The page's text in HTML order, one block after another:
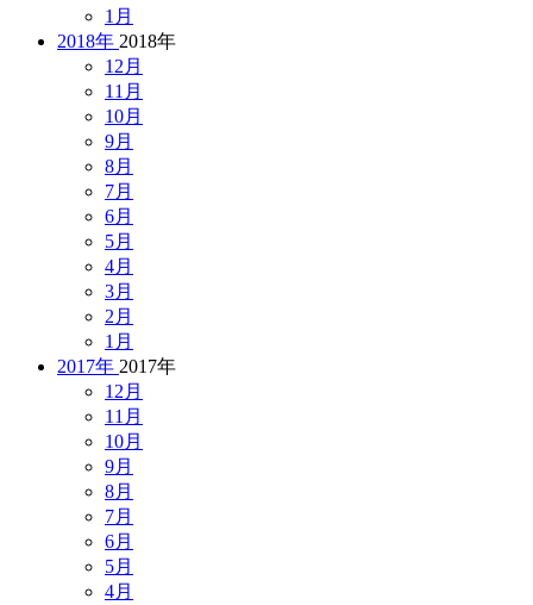
1月
2018年 2018年
12月
11月
10月
9月
8月
7月
6月
5月
4月
3月
2月
1月
2017年 2017年
12月
11月
10月
9月
8月
7月
6月
5月
4月